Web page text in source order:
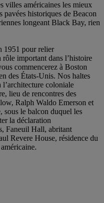
villes américaines les mieux
pavées historiques de Beacon
longeant Black Bay, rien
1951 pour relier
important dans l’histoire
commencerez à Boston
des États-Unis. Nos haltes
l’architecture coloniale
lieu de rencontres des
Ralph Waldo Emerson et
sous le balcon duquel les
la déclaration
Faneuil Hall, abritant
Revere House, résidence du